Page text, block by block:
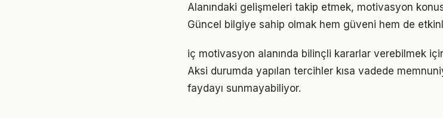
Alanındaki gelişmeleri takip etmek, motivasyon
Güncel bilgiye sahip olmak hem güveni hem de
iç motivasyon alanında bilinçli kararlar verebilmek
Aksi durumda yapılan tercihler kısa vadede
faydayı sunmayabiliyor.